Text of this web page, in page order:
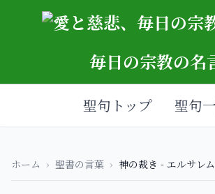
毎日の宗教の名
聖句トップ 聖句
ホーム › 聖書の言葉 › 神の裁き - エルサレ